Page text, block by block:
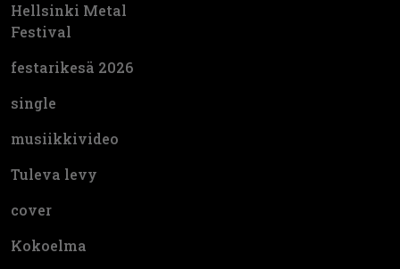
Hellsinki Metal
Festival
festarikesä 2026
single
musiikkivideo
Tuleva levy
cover
Kokoelma